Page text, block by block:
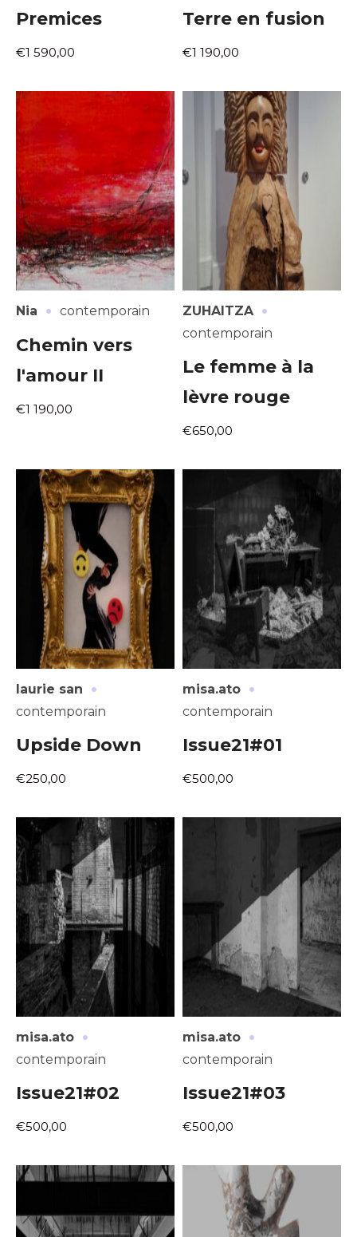
Premices
€1 590,00
Terre en fusion
€1 190,00
Nia · contemporain
Chemin vers
l'amour II
€1 190,00
ZUHAITZA ·
contemporain
Le femme à la
lèvre rouge
€650,00
laurie san ·
contemporain
Upside Down
€250,00
misa.ato ·
contemporain
Issue21#01
€500,00
misa.ato ·
contemporain
Issue21#02
€500,00
misa.ato ·
contemporain
Issue21#03
€500,00